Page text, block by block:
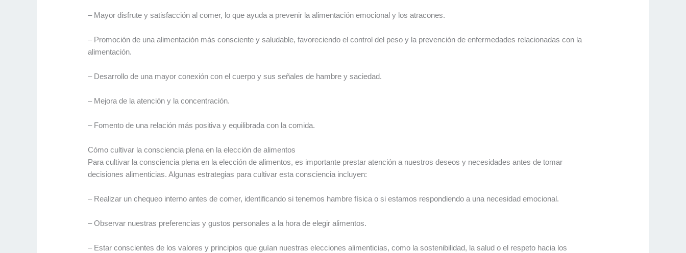
– Mayor disfrute y satisfacción al comer, lo que ayuda a prevenir la alimentación emocional y los atracones.
– Promoción de una alimentación más consciente y saludable, favoreciendo el control del peso y la prevención de enfermedades relacionadas con la
alimentación.
– Desarrollo de una mayor conexión con el cuerpo y sus señales de hambre y saciedad.
– Mejora de la atención y la concentración.
– Fomento de una relación más positiva y equilibrada con la comida.
Cómo cultivar la consciencia plena en la elección de alimentos
Para cultivar la consciencia plena en la elección de alimentos, es importante prestar atención a nuestros deseos y necesidades antes de tomar
decisiones alimenticias. Algunas estrategias para cultivar esta consciencia incluyen:
– Realizar un chequeo interno antes de comer, identificando si tenemos hambre física o si estamos respondiendo a una necesidad emocional.
– Observar nuestras preferencias y gustos personales a la hora de elegir alimentos.
– Estar conscientes de los valores y principios que guían nuestras elecciones alimenticias, como la sostenibilidad, la salud o el respeto hacia los